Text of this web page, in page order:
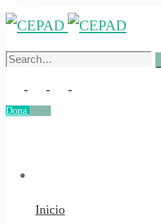
Search
Dona
Inicio